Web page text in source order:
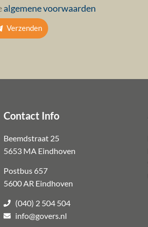
algemene voorwaarden
Verzenden
Contact Info
Beemdstraat 25
5653 MA Eindhoven
Postbus 657
5600 AR Eindhoven
(040) 2 504 504
info@govers.nl